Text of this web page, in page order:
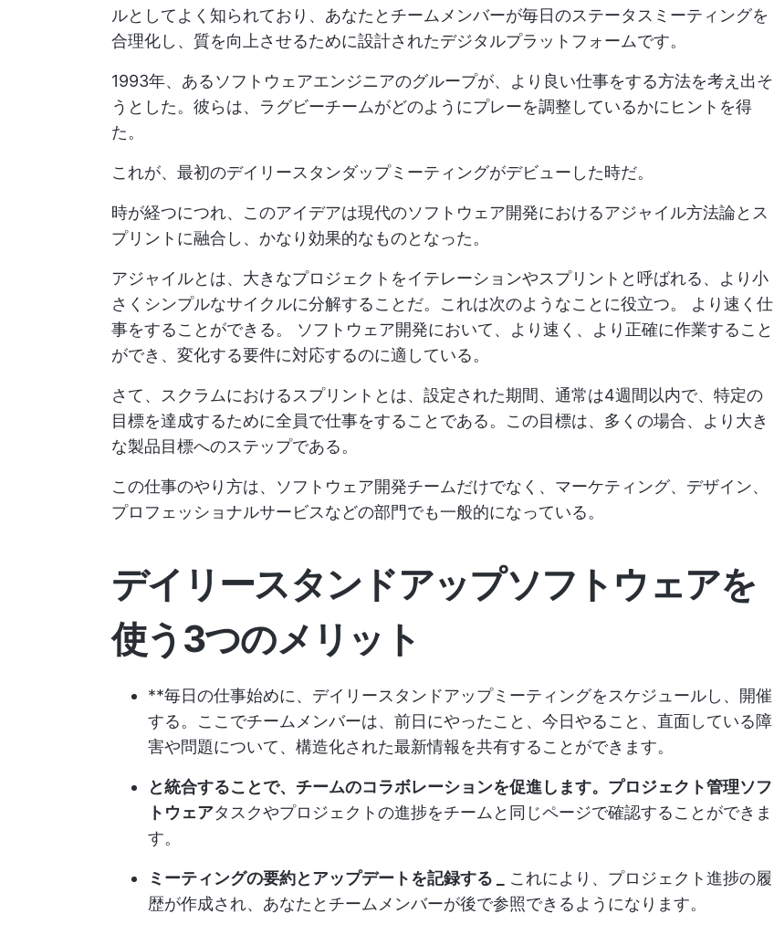
ルとしてよく知られており、あなたとチームメンバーが毎日のステータスミーティングを
合理化し、質を向上させるために設計されたデジタルプラットフォームです。
1993年、あるソフトウェアエンジニアのグループが、より良い仕事をする方法を考え出そ
うとした。彼らは、ラグビーチームがどのようにプレーを調整しているかにヒントを得
た。
これが、最初のデイリースタンダップミーティングがデビューした時だ。
時が経つにつれ、このアイデアは現代のソフトウェア開発におけるアジャイル方法論とス
プリントに融合し、かなり効果的なものとなった。
アジャイルとは、大きなプロジェクトをイテレーションやスプリントと呼ばれる、より小
さくシンプルなサイクルに分解することだ。これは次のようなことに役立つ。 より速く仕
事をすることができる。
ソフトウェア開発において、より速く、より正確に作業すること
ができ、変化する要件に対応するのに適している。
さて、スクラムにおけるスプリントとは、設定された期間、通常は4週間以内で、特定の
目標を達成するために全員で仕事をすることである。この目標は、多くの場合、より大き
な製品目標へのステップである。
この仕事のやり方は、ソフトウェア開発チームだけでなく、マーケティング、デザイン、
プロフェッショナルサービスなどの部門でも一般的になっている。
デイリースタンドアップソフトウェアを
使う3つのメリット
**毎日の仕事始めに、デイリースタンドアップミーティングをスケジュールし、開催
する。ここでチームメンバーは、前日にやったこと、今日やること、直面している障
害や問題について、構造化された最新情報を共有することができます。
と統合することで、チームのコラボレーションを促進します。 プロジェクト管理ソフ
トウェアタスクやプロジェクトの進捗をチームと同じページで確認することができま
す。
ミーティングの要約とアップデートを記録する _
これにより、プロジェクト進捗の履
歴が作成され、あなたとチームメンバーが後で参照できるようになります。